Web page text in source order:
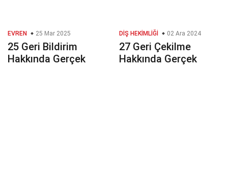
EVREN 25 Mar 2025
25 Geri Bildirim
Hakkında Gerçek
DIŞ HEKIMLIĞI 02 Ara 2024
27 Geri Çekilme
Hakkında Gerçek